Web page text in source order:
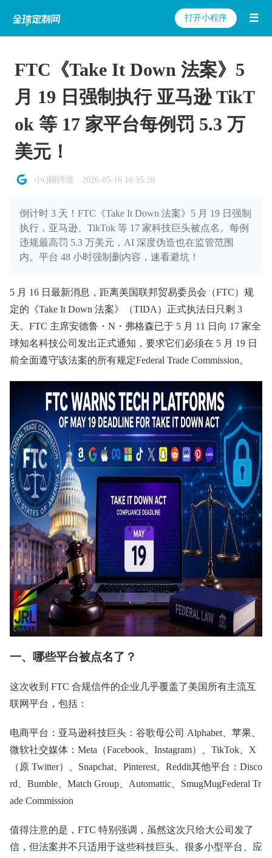
打开小程序 ☰
FTC《Take It Down 法案》5
月 19 日强制执行 亚马逊 TikT
ok 等 17 家平台每例罚 5.3 万
美元！
小Q聊跨境 · 2026-05-16 16:35:28
倒计时 3 天！FTC《Take It Down 法案》5 月 19 日强制
执行，亚马逊、TikTok 等 17 家科技巨头被点名。每例
违规最高罚 5.3 万美元，AI 深度伪造也在监管范围
内。平台 48 小时强制删内容，速看避坑！
5 月 16 日最新消息，距离美国联邦贸易委员会（FTC）规
定的《Take It Down 法案》（TIDA）正式执法日只剩 3
天。FTC 主席安德鲁・N・弗格森已于 5 月 11 日向 17 家全
球知名科技公司发出正式通知，要求它们必须在 5 月 19 日
前全面遵守该法案的所有规定Federal Trade Commission。
一、哪些平台被点名了？
这次收到 FTC 合规信件的企业几乎覆盖了美国所有主流互
联网平台，包括：
电商平台：亚马逊科技巨头：谷歌母公司 Alphabet、苹果、
微软社交媒体：Meta（Facebook、Instagram）、TikTok、X
（原 Twitter）、Snapchat、Pinterest、Reddit其他平台：Disco
rd、Bumble、Match Group、Automattic、SmugMugFederal Tr
ade Commission
值得注意的是，FTC 特别强调，虽然这次只给大公司发了
信，但法案并不只适用于这些科技巨头。很多小型平台、应